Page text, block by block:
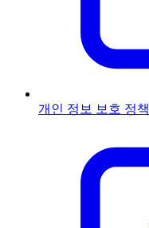
개인 정보 보호 정책